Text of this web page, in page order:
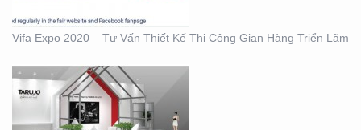
Vifa Expo 2020 – Tư Vấn Thiết Kế Thi Công Gian Hàng Triển Lãm